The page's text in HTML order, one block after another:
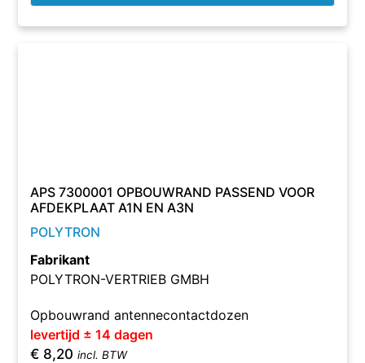
APS 7300001 OPBOUWRAND PASSEND VOOR
AFDEKPLAAT A1N EN A3N
POLYTRON
Fabrikant
POLYTRON-VERTRIEB GMBH
Opbouwrand antennecontactdozen
levertijd ± 14 dagen
€ 8,20 incl. BTW